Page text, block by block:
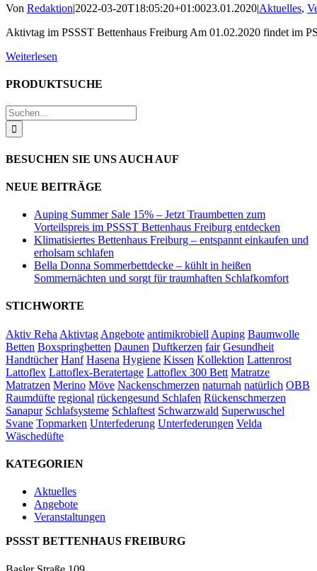
Von Redaktion|2022-03-20T18:05:20+01:0023.01.2020|Aktuelles,
Aktivtag im PSSST Bettenhaus Freiburg Am 01.02.2020 findet im
Weiterlesen
PRODUKTSUCHE
Suche
nach:
BESUCHEN SIE UNS AUCH AUF
NEUE BEITRÄGE
Auping Summer Sale 15% – Jetzt Traumbetten zum
Vorteilspreis im PSSST Bettenhaus Freiburg entdecken
Klimatisiertes Bettenhaus Freiburg – entspannt einkaufen und
erholsam schlafen
Bella Donna Sommerbettdecke – kühlt in heißen
Sommernächten und sorgt für traumhaften Schlafkomfort
STICHWORTE
Aktiv Reha Aktivtag Angebote antimikrobiell Auping Baumwolle
Betten Boxspringbetten Daunen Duftkerzen fair Gesundheit
Handtücher Hanf Hasena Hygiene Kissen Kollektion Lattenrost
Lattoflex Lattoflex-Beratertage Lattoflex 300 Bett Matratze
Matratzen Merino Möve Nackenschmerzen naturnah natürlich OBB
Raumdüfte regional rückengesund Schlafen Rückenschmerzen
Sanapur Schlafsysteme Schlaftest Schwarzwald Superwuschel
Svane Topmarken Unterfederung Unterfederungen Velda
Wäschedüfte
KATEGORIEN
Aktuelles
Angebote
Veranstaltungen
PSSST BETTENHAUS FREIBURG